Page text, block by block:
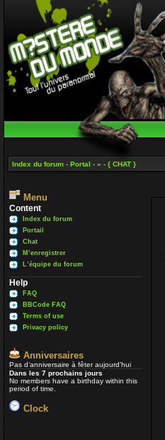
Index du forum - Portal - » - { CHAT }
Menu
Content
Index du forum
Portail
Chat
M’enregistrer
L’équipe du forum
Help
FAQ
BBCode FAQ
Terms of use
Privacy policy
Anniversaires
Pas d’anniversaire à fêter aujourd’hui
Dans les 7 prochains jours
No members have a birthday within this
period of time.
Clock